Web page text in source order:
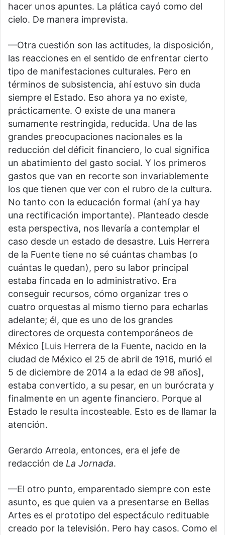
hacer unos apuntes. La plática cayó como del
cielo. De manera imprevista.
—Otra cuestión son las actitudes, la disposición,
las reacciones en el sentido de enfrentar cierto
tipo de manifestaciones culturales. Pero en
términos de subsistencia, ahí estuvo sin duda
siempre el Estado. Eso ahora ya no existe,
prácticamente. O existe de una manera
sumamente restringida, reducida. Una de las
grandes preocupaciones nacionales es la
reducción del déficit financiero, lo cual significa
un abatimiento del gasto social. Y los primeros
gastos que van en recorte son invariablemente
los que tienen que ver con el rubro de la cultura.
No tanto con la educación formal (ahí ya hay
una rectificación importante). Planteado desde
esta perspectiva, nos llevaría a contemplar el
caso desde un estado de desastre. Luis Herrera
de la Fuente tiene no sé cuántas chambas (o
cuántas le quedan), pero su labor principal
estaba fincada en lo administrativo. Era
conseguir recursos, cómo organizar tres o
cuatro orquestas al mismo tierno para echarlas
adelante; él, que es uno de los grandes
directores de orquesta contemporáneos de
México [Luis Herrera de la Fuente, nacido en la
ciudad de México el 25 de abril de 1916, murió el
5 de diciembre de 2014 a la edad de 98 años],
estaba convertido, a su pesar, en un burócrata y
finalmente en un agente financiero. Porque al
Estado le resulta incosteable. Esto es de llamar la
atención.
Gerardo Arreola, entonces, era el jefe de
redacción de La Jornada.
—El otro punto, emparentado siempre con este
asunto, es que quien va a presentarse en Bellas
Artes es el prototipo del espectáculo redituable
creado por la televisión. Pero hay casos. Como el